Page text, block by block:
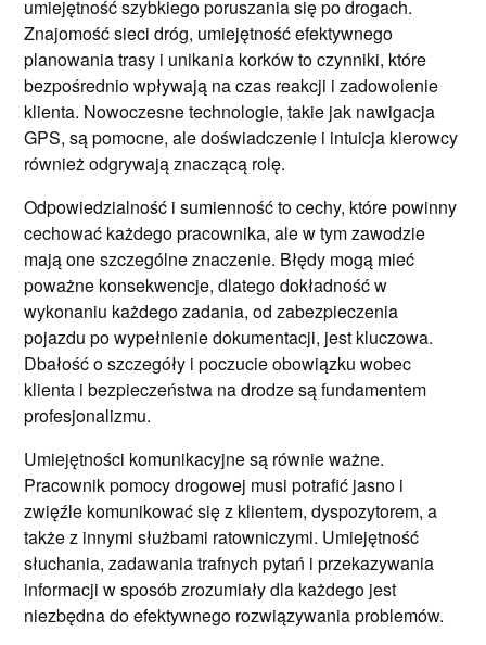
umiejętność szybkiego poruszania się po drogach.
Znajomość sieci dróg, umiejętność efektywnego
planowania trasy i unikania korków to czynniki, które
bezpośrednio wpływają na czas reakcji i zadowolenie
klienta. Nowoczesne technologie, takie jak nawigacja
GPS, są pomocne, ale doświadczenie i intuicja kierowcy
również odgrywają znaczącą rolę.
Odpowiedzialność i sumienność to cechy, które powinny
cechować każdego pracownika, ale w tym zawodzie
mają one szczególne znaczenie. Błędy mogą mieć
poważne konsekwencje, dlatego dokładność w
wykonaniu każdego zadania, od zabezpieczenia
pojazdu po wypełnienie dokumentacji, jest kluczowa.
Dbałość o szczegóły i poczucie obowiązku wobec
klienta i bezpieczeństwa na drodze są fundamentem
profesjonalizmu.
Umiejętności komunikacyjne są równie ważne.
Pracownik pomocy drogowej musi potrafić jasno i
zwięźle komunikować się z klientem, dyspozytorem, a
także z innymi służbami ratowniczymi. Umiejętność
słuchania, zadawania trafnych pytań i przekazywania
informacji w sposób zrozumiały dla każdego jest
niezbędna do efektywnego rozwiązywania problemów.